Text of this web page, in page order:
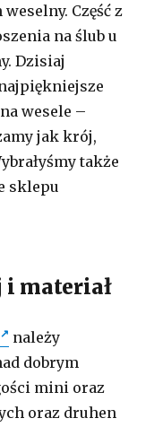
Część z
na ślub u
Dzisiaj
wesele –
jak krój,
także
sklepu
materiał
należy
dobrym
mini oraz
oraz druhen